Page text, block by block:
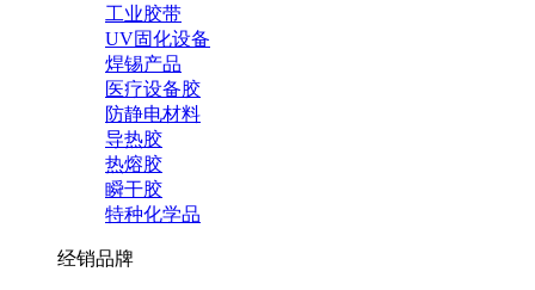
工业胶带
UV固化设备
焊锡产品
医疗设备胶
防静电材料
导热胶
热熔胶
瞬干胶
特种化学品
经销品牌